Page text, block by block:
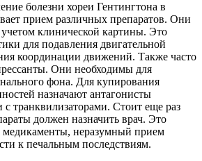
болезни хореи Гентингтона в
прием различных препаратов. Они
учетом клинической картины. Это
для подавления двигательной
координации движений. Также часто
Они необходимы для
фона. Для купирования
назначают антагонисты
с транквилизаторами. Стоит еще раз
должен назначить врач. Это
медикаменты, неразумный прием
к печальным последствиям.